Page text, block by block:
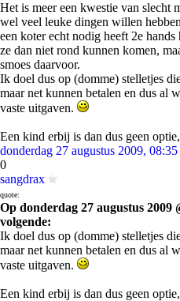
Het is meer een kwestie van slecht
wel veel leuke dingen willen
een koter echt nodig heeft 2e
ze dan niet rond kunnen komen,
smoes daarvoor.
Ik doel dus op (domme) stelletjes
maar net kunnen betalen en dus al
vaste uitgaven.
Een kind erbij is dan dus geen
donderdag 27 augustus 2009,
0
sangdrax
quote:
Op donderdag 27 augustus 2009
volgende:
Ik doel dus op (domme) stelletjes
maar net kunnen betalen en dus al
vaste uitgaven.
Een kind erbij is dan dus geen